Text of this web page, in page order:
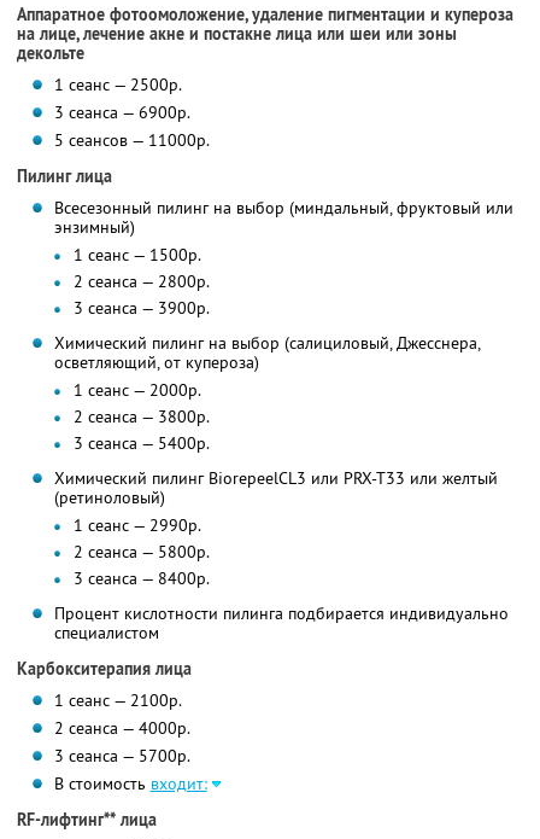
Аппаратное фотоомоложение, удаление пигментации и купероза
на лице, лечение акне и постакне лица или шеи или зоны
декольте
1 сеанс — 2500р.
3 сеанса — 6900р.
5 сеансов — 11000р.
Пилинг лица
Всесезонный пилинг на выбор (миндальный, фруктовый или
энзимный)
1 сеанс — 1500р.
2 сеанса — 2800р.
3 сеанса — 3900р.
Химический пилинг на выбор (салициловый, Джесснера,
осветляющий, от купероза)
1 сеанс — 2000р.
2 сеанса — 3800р.
3 сеанса — 5400р.
Химический пилинг BiorepeelCL3 или PRX-T33 или желтый
(ретиноловый)
1 сеанс — 2990р.
2 сеанса — 5800р.
3 сеанса — 8400р.
Процент кислотности пилинга подбирается индивидуально
специалистом
Карбокситерапия лица
1 сеанс — 2100р.
2 сеанса — 4000р.
3 сеанса — 5700р.
В стоимость входит:
RF-лифтинг** лица